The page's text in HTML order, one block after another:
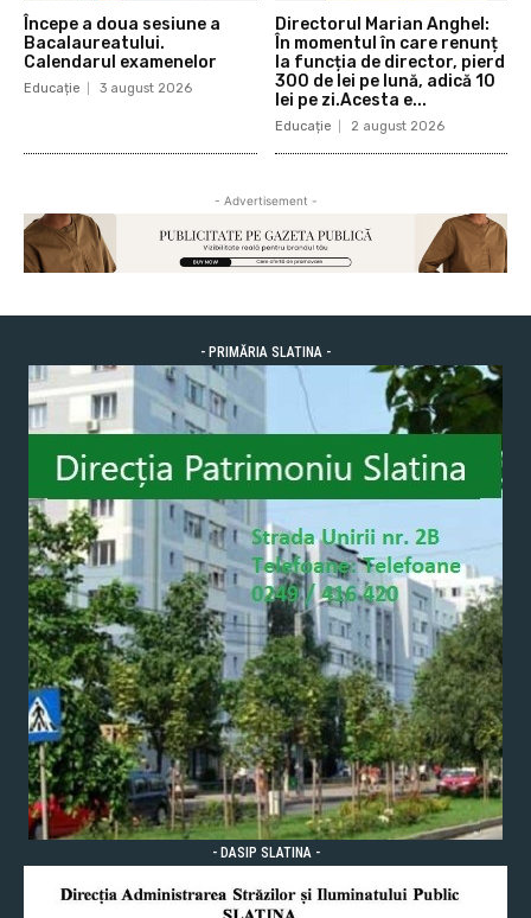
Începe a doua sesiune a
Bacalaureatului.
Calendarul examenelor
Educație 3 august 2026
Directorul Marian Anghel:
În momentul în care renunț
la funcția de director, pierd
300 de lei pe lună, adică 10
lei pe zi.Acesta e...
Educație 2 august 2026
- Advertisement -
- PRIMĂRIA SLATINA -
- DASIP SLATINA -